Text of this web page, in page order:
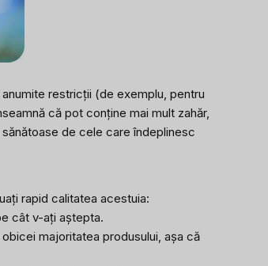
restricții (de exemplu, pentru
că pot conține mai mult zahăr,
de cele care îndeplinesc
rapid calitatea acestuia:
cât v-ați aștepta.
majoritatea produsului, așa că